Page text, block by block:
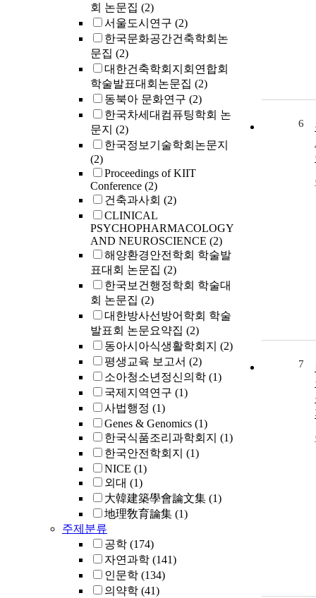
회 논문집 (2)
서울도시연구 (2)
한국문화공간건축학회논
문집 (2)
대한건축학회지회연합회
학술발표대회논문집 (2)
동북아 문화연구 (2)
한국차세대컴퓨팅학회 논
문지 (2)
한국정보기술학회논문지
(2)
Proceedings of KIIT
Conference (2)
건축과사회 (2)
CLINICAL
PSYCHOPHARMACOLOGY
AND NEUROSCIENCE (2)
해양환경안전학회 학술발
표대회 논문집 (2)
한국보건행정학회 학술대
회 논문집 (2)
대한방사선방어학회 학술
발표회 논문요약집 (2)
동아시아식생활학회지 (2)
평생교육 보고서 (2)
소아청소년정신의학 (1)
국제지역연구 (1)
사법행정 (1)
Genes & Genomics (1)
한국식품조리과학회지 (1)
한국안전학회지 (1)
NICE (1)
외대 (1)
大韓建築學會論文集 (1)
地理敎育論集 (1)
주제분류
공학 (174)
자연과학 (141)
인문학 (134)
의약학 (41)
6
7